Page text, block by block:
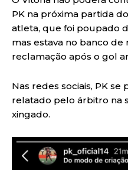
PK na próxima partida
atleta, que foi poupado
mas estava no banco
reclamação após o gol
Nas redes sociais, PK
relatado pelo árbitro na
xingado.